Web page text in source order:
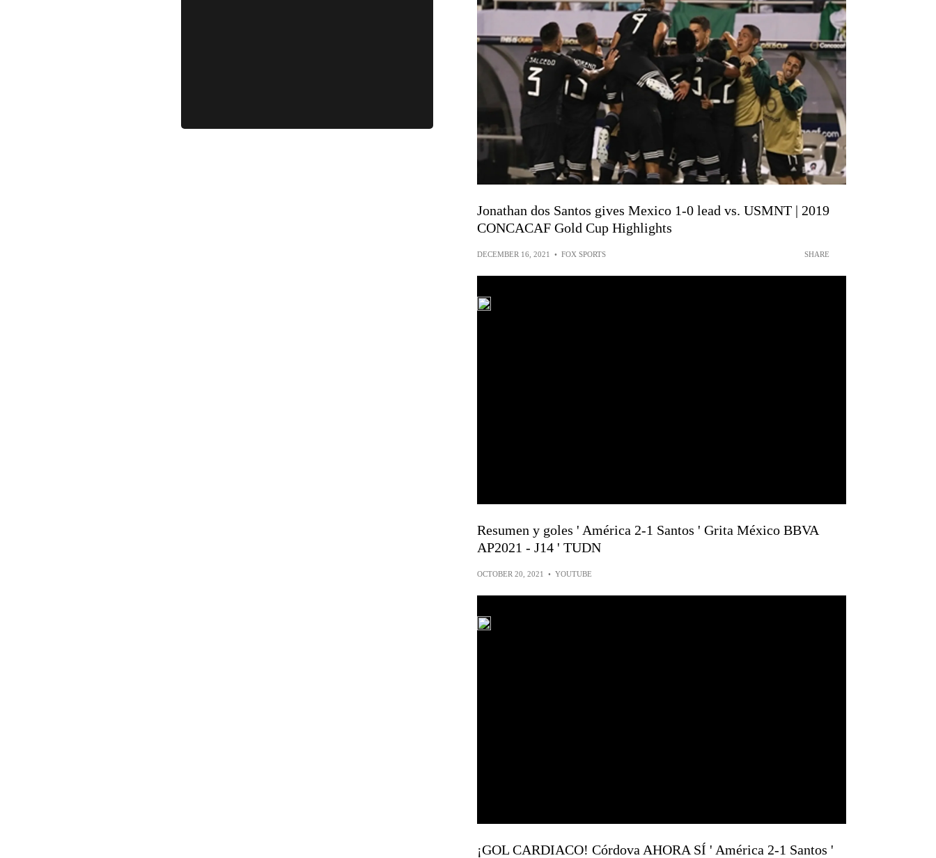
Jonathan dos Santos gives Mexico 1-0 lead vs. USMNT | 2019
CONCACAF Gold Cup Highlights
DECEMBER 16, 2021 • FOX SPORTS SHARE
Resumen y goles ' América 2-1 Santos ' Grita México BBVA
AP2021 - J14 ' TUDN
OCTOBER 20, 2021 • YOUTUBE
¡GOL CARDIACO! Córdova AHORA SÍ ' América 2-1 Santos '